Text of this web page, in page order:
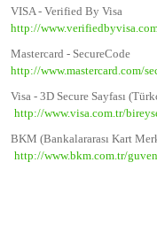
VISA - Verified By Visa
http://
Mastercard - SecureCode
http://www.mastercard.com/
Visa - 3D Secure Sayfası
http://www.visa.com.tr/
BKM (Bankalararası Kart
http://www.bkm.com.tr/